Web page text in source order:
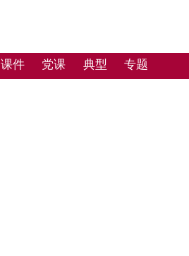
课件 党课 典型 专题